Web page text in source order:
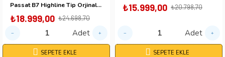
Passat B7 Highline Tip Orjinal Mercekli 2011-2014 Tak Çalıştır
₺18.999,00 ₺24.698,70
Adet
SEPETE EKLE
₺15.999,00 ₺20.798,70
Adet
SEPETE EKLE